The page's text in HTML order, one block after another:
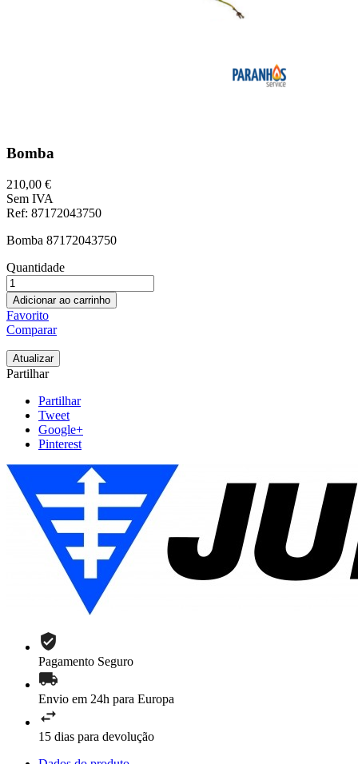
Bomba
210,00 €
Sem IVA
Ref: 87172043750
Bomba 87172043750
Quantidade
Adicionar ao carrinho
Favorito
Comparar
Partilhar
Partilhar
Tweet
Google+
Pinterest
Pagamento Seguro
Envio em 24h para Europa
15 dias para devolução